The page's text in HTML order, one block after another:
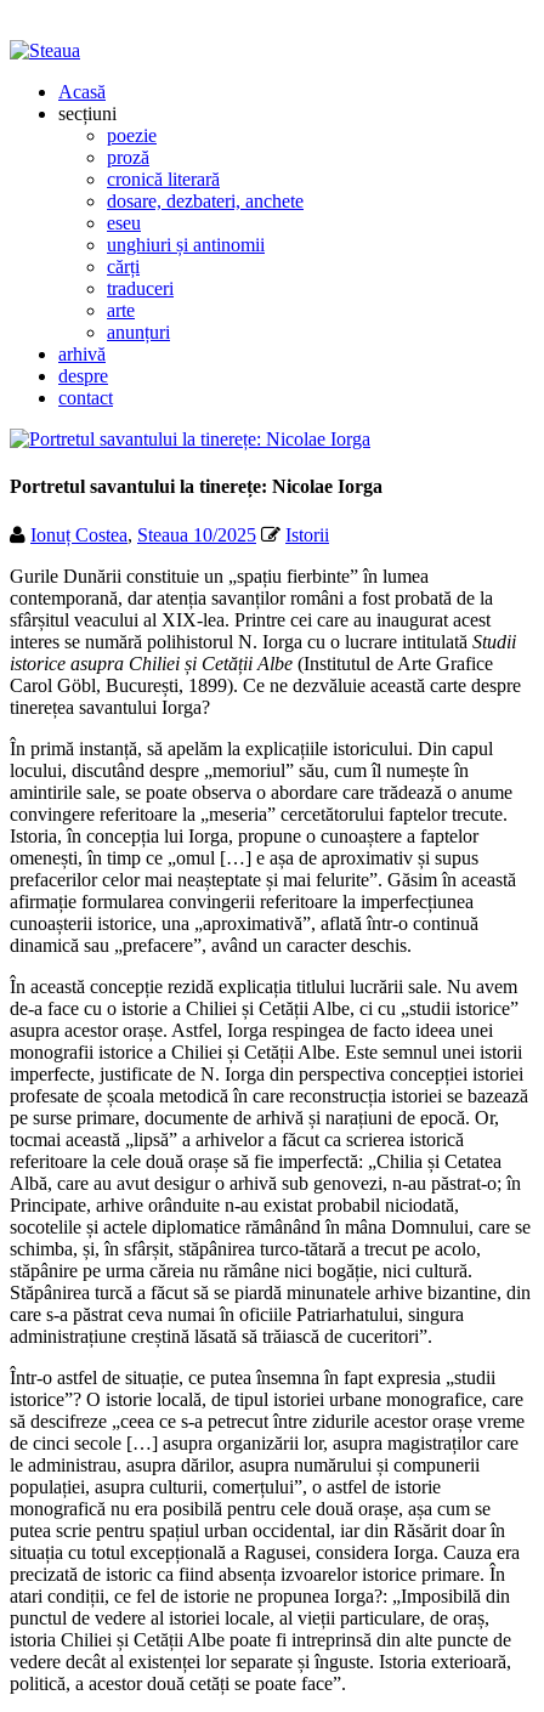
Acasă
secțiuni
poezie
proză
cronică literară
dosare, dezbateri, anchete
eseu
unghiuri și antinomii
cărți
traduceri
arte
anunțuri
arhivă
despre
contact
Portretul savantului la tinerețe: Nicolae Iorga
Ionuț Costea, Steaua 10/2025
Istorii
Gurile Dunării constituie un „spațiu fierbinte” în lumea
contemporană, dar atenția savanților români a fost probată de la
sfârșitul veacului al XIX-lea. Printre cei care au inaugurat acest
interes se numără polihistorul N. Iorga cu o lucrare intitulată Studii
istorice asupra Chiliei și Cetății Albe (Institutul de Arte Grafice
Carol Göbl, București, 1899). Ce ne dezvăluie această carte despre
tinerețea savantului Iorga?
În primă instanță, să apelăm la explicațiile istoricului. Din capul
locului, discutând despre „memoriul” său, cum îl numește în
amintirile sale, se poate observa o abordare care trădează o anume
convingere referitoare la „meseria” cercetătorului faptelor trecute.
Istoria, în concepția lui Iorga, propune o cunoaștere a faptelor
omenești, în timp ce „omul […] e așa de aproximativ și supus
prefacerilor celor mai neașteptate și mai felurite”. Găsim în această
afirmație formularea convingerii referitoare la imperfecțiunea
cunoașterii istorice, una „aproximativă”, aflată într-o continuă
dinamică sau „prefacere”, având un caracter deschis.
În această concepție rezidă explicația titlului lucrării sale. Nu avem
de-a face cu o istorie a Chiliei și Cetății Albe, ci cu „studii istorice”
asupra acestor orașe. Astfel, Iorga respingea de facto ideea unei
monografii istorice a Chiliei și Cetății Albe. Este semnul unei istorii
imperfecte, justificate de N. Iorga din perspectiva concepției istoriei
profesate de școala metodică în care reconstrucția istoriei se bazează
pe surse primare, documente de arhivă și narațiuni de epocă. Or,
tocmai această „lipsă” a arhivelor a făcut ca scrierea istorică
referitoare la cele două orașe să fie imperfectă: „Chilia și Cetatea
Albă, care au avut desigur o arhivă sub genovezi, n-au păstrat-o; în
Principate, arhive orânduite n-au existat probabil niciodată,
socotelile și actele diplomatice rămânând în mâna Domnului, care se
schimba, și, în sfârșit, stăpânirea turco-tătară a trecut pe acolo,
stăpânire pe urma căreia nu rămâne nici bogăție, nici cultură.
Stăpânirea turcă a făcut să se piardă minunatele arhive bizantine, din
care s-a păstrat ceva numai în oficiile Patriarhatului, singura
administrațiune creștină lăsată să trăiască de cuceritori”.
Într-o astfel de situație, ce putea însemna în fapt expresia „studii
istorice”? O istorie locală, de tipul istoriei urbane monografice, care
să descifreze „ceea ce s-a petrecut între zidurile acestor orașe vreme
de cinci secole […] asupra organizării lor, asupra magistraților care
le administrau, asupra dărilor, asupra numărului și compunerii
populației, asupra culturii, comerțului”, o astfel de istorie
monografică nu era posibilă pentru cele două orașe, așa cum se
putea scrie pentru spațiul urban occidental, iar din Răsărit doar în
situația cu totul excepțională a Ragusei, considera Iorga. Cauza era
precizată de istoric ca fiind absența izvoarelor istorice primare. În
atari condiții, ce fel de istorie ne propunea Iorga?: „Imposibilă din
punctul de vedere al istoriei locale, al vieții particulare, de oraș,
istoria Chiliei și Cetății Albe poate fi intreprinsă din alte puncte de
vedere decât al existenței lor separate și înguste. Istoria exterioară,
politică, a acestor două cetăți se poate face”.